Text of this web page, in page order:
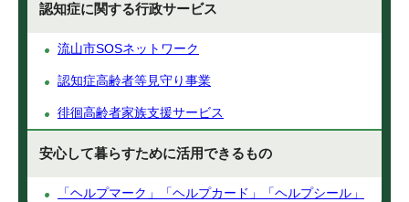
認知症に関する行政サービス
流山市SOSネットワーク
認知症高齢者等見守り事業
徘徊高齢者家族支援サービス
安心して暮らすために活用できるもの
「ヘルプマーク」「ヘルプカード」「ヘルプシール」